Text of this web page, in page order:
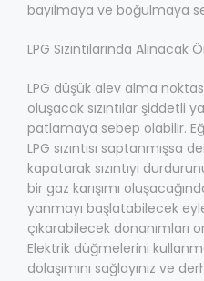
bayılmaya ve boğulmaya
LPG Sızıntılarında Alınacak
LPG düşük alev alma
oluşacak sızıntılar şiddetli
patlamaya sebep olabilir.
LPG sızıntısı saptanmışsa
kapatarak sızıntıyı
bir gaz karışımı
yanmayı başlatabilecek
çıkarabilecek donanımları
Elektrik düğmelerini
dolaşımını sağlayınız ve